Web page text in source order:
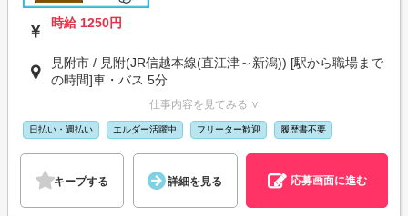
時給 1250円
見附市 / 見附(JR信越本線(直江津～新潟)) [駅から職場まで
の時間]車・バス 5分
仕事内容を見てみる ∨
日払い・週払い エルダー活躍中 フリーター歓迎 履歴書不要
キープする 詳細を見る 応募画面に進む